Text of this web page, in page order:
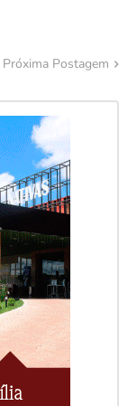
Próxima Postagem